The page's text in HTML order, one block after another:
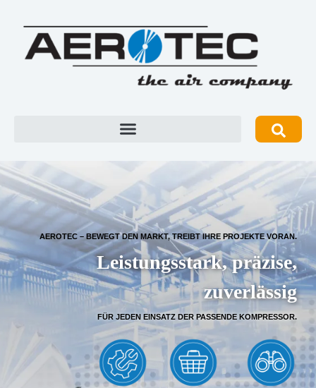
FÜR JEDEN EINSATZ DER PASSENDE KOMPRESSOR.
Leistungsstark, präzise,
zuverlässig
AEROTEC – BEWEGT DEN MARKT, TREIBT IHRE PROJEKTE VORAN.